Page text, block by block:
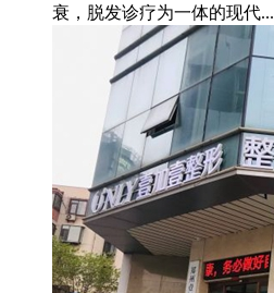
衰，脱发诊疗为一体的现代...